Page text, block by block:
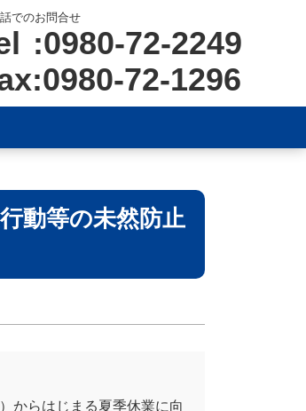
でのお問合せ
:0980-72-2249
72-1296
動等の未然防止
からはじまる夏季休業に向